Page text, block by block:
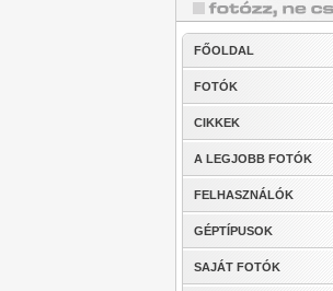
FŐOLDAL
FOTÓK
CIKKEK
A LEGJOBB FOTÓK
FELHASZNÁLÓK
GÉPTÍPUSOK
SAJÁT FOTÓK